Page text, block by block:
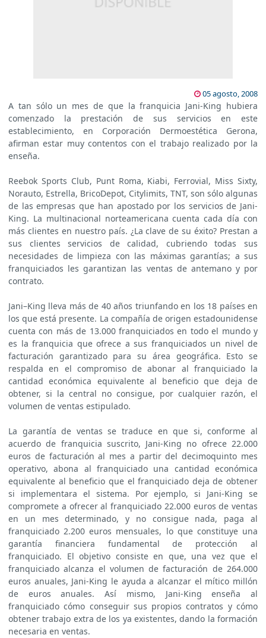
05 agosto, 2008
A tan sólo un mes de que la franquicia Jani-King hubiera
comenzado la prestación de sus servicios en este
establecimiento, en Corporación Dermoestética Gerona,
afirman estar muy contentos con el trabajo realizado por la
enseña.
Reebok Sports Club, Punt Roma, Kiabi, Ferrovial, Miss Sixty,
Norauto, Estrella, BricoDepot, Citylimits, TNT, son sólo algunas
de las empresas que han apostado por los servicios de Jani-
King. La multinacional norteamericana cuenta cada día con
más clientes en nuestro país. ¿La clave de su éxito? Prestan a
sus clientes servicios de calidad, cubriendo todas sus
necesidades de limpieza con las máximas garantías; a sus
franquiciados les garantizan las ventas de antemano y por
contrato.
Jani–King lleva más de 40 años triunfando en los 18 países en
los que está presente. La compañía de origen estadounidense
cuenta con más de 13.000 franquiciados en todo el mundo y
es la franquicia que ofrece a sus franquiciados un nivel de
facturación garantizado para su área geográfica. Esto se
respalda en el compromiso de abonar al franquiciado la
cantidad económica equivalente al beneficio que deja de
obtener, si la central no consigue, por cualquier razón, el
volumen de ventas estipulado.
La garantía de ventas se traduce en que si, conforme al
acuerdo de franquicia suscrito, Jani-King no ofrece 22.000
euros de facturación al mes a partir del decimoquinto mes
operativo, abona al franquiciado una cantidad económica
equivalente al beneficio que el franquiciado deja de obtener
si implementara el sistema. Por ejemplo, si Jani-King se
compromete a ofrecer al franquiciado 22.000 euros de ventas
en un mes determinado, y no consigue nada, paga al
franquiciado 2.200 euros mensuales, lo que constituye una
garantía financiera fundamental de protección al
franquiciado. El objetivo consiste en que, una vez que el
franquiciado alcanza el volumen de facturación de 264.000
euros anuales, Jani-King le ayuda a alcanzar el mítico millón
de euros anuales. Así mismo, Jani-King enseña al
franquiciado cómo conseguir sus propios contratos y cómo
obtener trabajo extra de los ya existentes, dando la formación
necesaria en ventas.